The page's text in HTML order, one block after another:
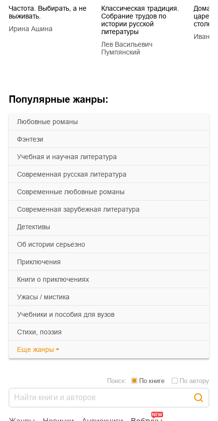
Популярные жанры:
любовные романы
фэнтези
учебная и научная литература
современная русская литература
современные любовные романы
современная зарубежная литература
детективы
об истории серьезно
приключения
книги о приключениях
ужасы / мистика
учебники и пособия для вузов
cтихи, поэзия
Еще жанры
Частота. Выбирать, а не
выживать.
Ирина Ашина
Классическая традиция.
Собрание трудов по
истории русской
литературы
Лев Васильевич
Пумпянский
царей
Иван
Поиск: По книге По автору